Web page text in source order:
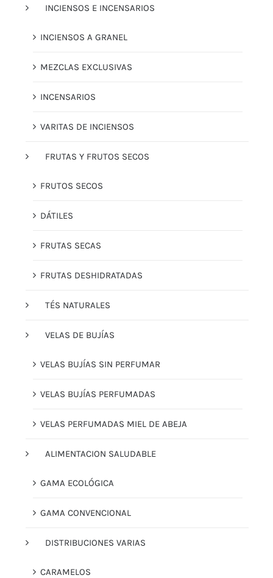
INCIENSOS E INCENSARIOS
INCIENSOS A GRANEL
MEZCLAS EXCLUSIVAS
INCENSARIOS
VARITAS DE INCIENSOS
FRUTAS Y FRUTOS SECOS
FRUTOS SECOS
DÁTILES
FRUTAS SECAS
FRUTAS DESHIDRATADAS
TÉS NATURALES
VELAS DE BUJÍAS
VELAS BUJÍAS SIN PERFUMAR
VELAS BUJÍAS PERFUMADAS
VELAS PERFUMADAS MIEL DE ABEJA
ALIMENTACION SALUDABLE
GAMA ECOLÓGICA
GAMA CONVENCIONAL
DISTRIBUCIONES VARIAS
CARAMELOS